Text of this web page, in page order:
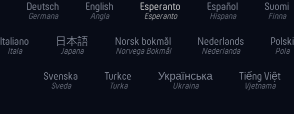
Deutsch
Germana
English
Angla
Esperanto
Esperanto
Español
Hispana
Suomi
Finna
Italiano
Itala
日本語
Japana
Norsk bokmål
Norvega Bokmål
Nederlands
Nederlanda
Polski
Pola
Svenska
Sveda
Turkce
Turka
Українська
Ukraina
Tiếng Việt
Vjetnama